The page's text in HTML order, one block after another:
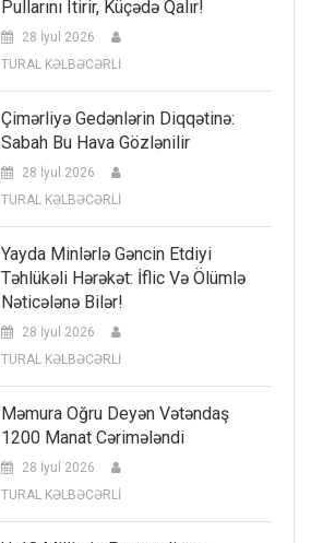
Pullarını Itirir, Küçədə Qalır!
28 İyul 2026
TURAL KƏLBƏCƏRLİ
Çimərliyə Gedənlərin Diqqətinə:
Sabah Bu Hava Gözlənilir
28 İyul 2026
TURAL KƏLBƏCƏRLİ
Yayda Minlərlə Gəncin Etdiyi
Təhlükəli Hərəkət: İflic Və Ölümlə
Nəticələnə Bilər!
28 İyul 2026
TURAL KƏLBƏCƏRLİ
Məmura Oğru Deyən Vətəndaş
1200 Manat Cərimələndi
28 İyul 2026
TURAL KƏLBƏCƏRLİ